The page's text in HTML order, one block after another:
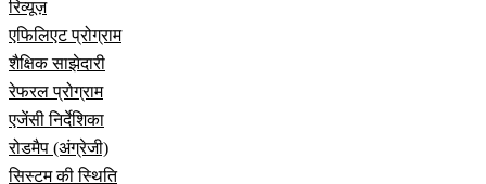
रिव्यूज़
एफिलिएट प्रोग्राम
शैक्षिक साझेदारी
रेफरल प्रोग्राम
एजेंसी निर्देशिका
रोडमैप (अंग्रेजी)
सिस्टम की स्थिति